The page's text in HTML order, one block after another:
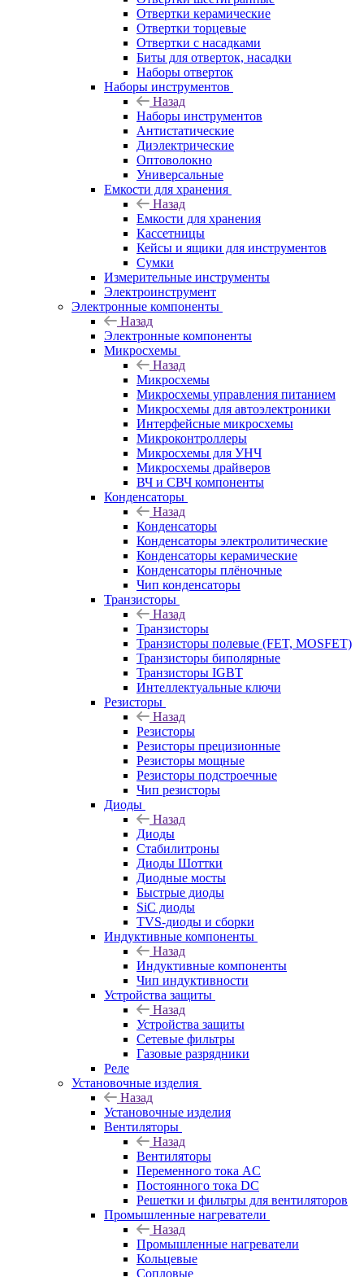
Отвертки керамические
Отвертки торцевые
Отвертки с насадками
Биты для отверток, насадки
Наборы отверток
Наборы инструментов
Назад
Наборы инструментов
Антистатические
Диэлектрические
Оптоволокно
Универсальные
Емкости для хранения
Назад
Емкости для хранения
Кассетницы
Кейсы и ящики для инструментов
Сумки
Измерительные инструменты
Электроинструмент
Электронные компоненты
Назад
Электронные компоненты
Микросхемы
Назад
Микросхемы
Микросхемы управления питанием
Микросхемы для автоэлектроники
Интерфейсные микросхемы
Микроконтроллеры
Микросхемы для УНЧ
Микросхемы драйверов
ВЧ и СВЧ компоненты
Конденсаторы
Назад
Конденсаторы
Конденсаторы электролитические
Конденсаторы керамические
Конденсаторы плёночные
Чип конденсаторы
Транзисторы
Назад
Транзисторы
Транзисторы полевые (FET, MOSFET)
Транзисторы биполярные
Транзисторы IGBT
Интеллектуальные ключи
Резисторы
Назад
Резисторы
Резисторы прецизионные
Резисторы мощные
Резисторы подстроечные
Чип резисторы
Диоды
Назад
Диоды
Стабилитроны
Диоды Шоттки
Диодные мосты
Быстрые диоды
SiC диоды
TVS-диоды и сборки
Индуктивные компоненты
Назад
Индуктивные компоненты
Чип индуктивности
Устройства защиты
Назад
Устройства защиты
Сетевые фильтры
Газовые разрядники
Реле
Установочные изделия
Назад
Установочные изделия
Вентиляторы
Назад
Вентиляторы
Переменного тока AC
Постоянного тока DC
Решетки и фильтры для вентиляторов
Промышленные нагреватели
Назад
Промышленные нагреватели
Кольцевые
Сопловые